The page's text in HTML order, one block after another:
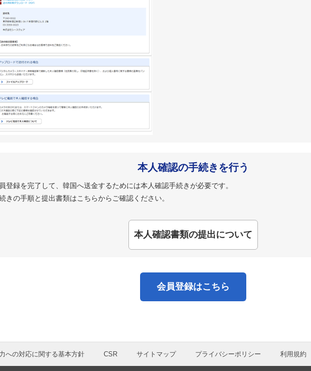
本人確認の手続きを行う
登録を完了して、韓国へ送金するためには本人確認手続きが必要です。
きの手順と提出書類はこちらからご確認ください。
本人確認書類の提出について
会員登録はこちら
への対応に関する基本方針 CSR サイトマップ プライバシーポリシー 利用規約